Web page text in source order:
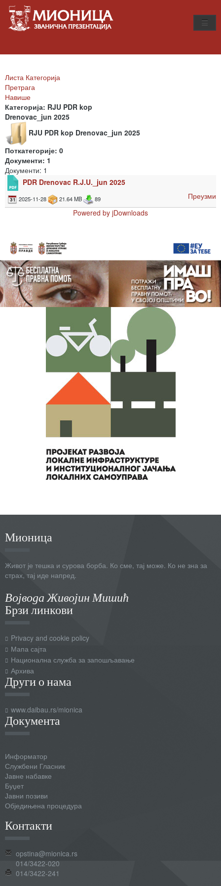
Листа Категорија
Претрага
Навише
Категорија: RJU PDR kop
Drenovac_jun 2025
RJU PDR kop Drenovac_jun 2025
Поткатегорије: 0
Документи: 1
Документи: 1
PDR Drenovac R.J.U._jun 2025
2025-11-28 21.64 MB 89
Преузми
Powered by jDownloads
Мионица
Живот је тешка и сурова борба. Ко сме, тај може. Ко не зна за
страх, тај иде напред.
Војвода Живојин Мишић
Брзи линкови
Privacy and cookie policy
Мапа сајта
Национална служба за запошљавање
Архива
Други о нама
www.daibau.rs/mionica
Документа
Информатор
Службени Гласник
Јавне набавке
Буџет
Јавни позиви
Обједињена процедура
Контакти
opstina@mionica.rs
014/3422-020
014/3422-241